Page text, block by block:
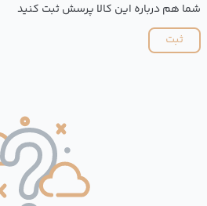
شما هم درباره این کالا پرسش ثبت کنید
ثبت